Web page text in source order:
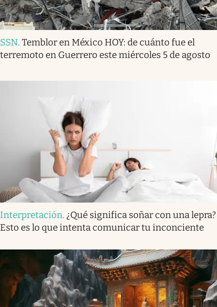
SSN. Temblor en México HOY: de cuánto fue el
terremoto en Guerrero este miércoles 5 de agosto
Interpretación. ¿Qué significa soñar con una lepra?
Esto es lo que intenta comunicar tu inconciente